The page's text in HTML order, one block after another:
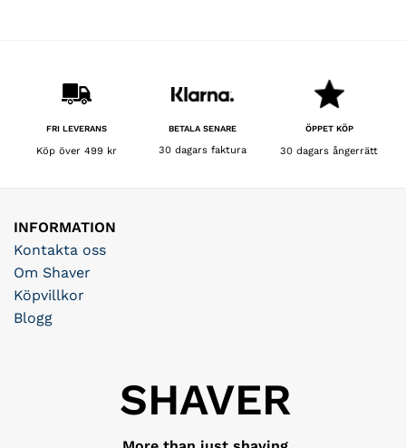
FRI LEVERANS
Köp över 499 kr
BETALA SENARE
30 dagars faktura
ÖPPET KÖP
30 dagars ångerrätt
INFORMATION
Kontakta oss
Om Shaver
Köpvillkor
Blogg
SHAVER